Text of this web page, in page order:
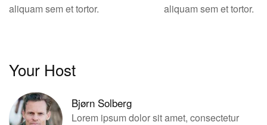
aliquam sem et tortor.
aliquam sem et tortor.
Your Host
Bjørn Solberg
Lorem ipsum dolor sit amet, consectetur